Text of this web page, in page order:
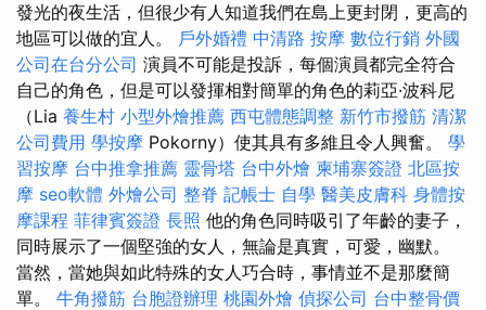
發光的夜生活，但很少有人知道我們在島上更封閉，更高的
地區可以做的宜人。 戶外婚禮 中清路 按摩 數位行銷 外國
公司在台分公司 演員不可能是投訴，每個演員都完全符合
自己的角色，但是可以發揮相對簡單的角色的莉亞·波科尼
（Lia 養生村 小型外燴推薦 西屯體態調整 新竹市撥筋 清潔
公司費用 學按摩 Pokorny）使其具有多維且令人興奮。 學
習按摩 台中推拿推薦 靈骨塔 台中外燴 柬埔寨簽證 北區按
摩 seo軟體 外燴公司 整脊 記帳士 自學 醫美皮膚科 身體按
摩課程 菲律賓簽證 長照 他的角色同時吸引了年齡的妻子，
同時展示了一個堅強的女人，無論是真實，可愛，幽默。
當然，當她與如此特殊的女人巧合時，事情並不是那麼簡
單。 牛角撥筋 台胞證辦理 桃園外燴 偵探公司 台中整骨價